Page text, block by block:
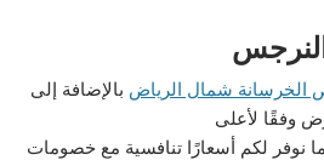
الخرسانة شمال الرياض بالإضافة إلى
وفقًا لأعلى
نوفر لكم أسعارًا تنافسية مع خصومات